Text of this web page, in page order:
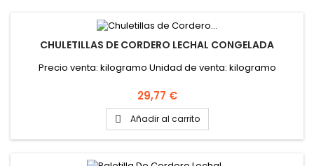
CHULETILLAS DE CORDERO LECHAL CONGELADA
Precio venta: kilogramo Unidad de venta: kilogramo
Precio
29,77 €
 Añadir al carrito